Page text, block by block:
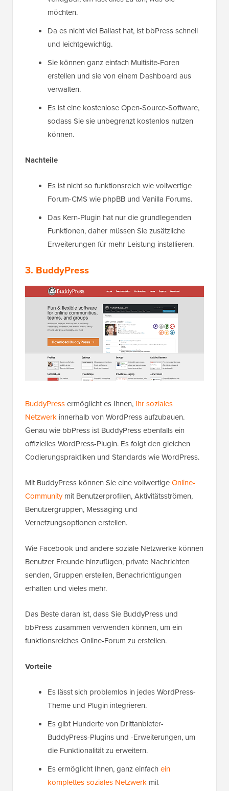
möchten.
Da es nicht viel Ballast hat, ist bbPress schnell
und leichtgewichtig.
Sie können ganz einfach Multisite-Foren
erstellen und sie von einem Dashboard aus
verwalten.
Es ist eine kostenlose Open-Source-Software,
sodass Sie sie unbegrenzt kostenlos nutzen
können.
Nachteile
Es ist nicht so funktionsreich wie vollwertige
Forum-CMS wie phpBB und Vanilla Forums.
Das Kern-Plugin hat nur die grundlegenden
Funktionen, daher müssen Sie zusätzliche
Erweiterungen für mehr Leistung installieren.
3. BuddyPress
BuddyPressermöglicht es Ihnen, Ihr soziales
Netzwerk innerhalb von WordPress aufzubauen.
Genau wie bbPress ist BuddyPress ebenfalls ein
offizielles WordPress-Plugin. Es folgt den gleichen
Codierungspraktiken und Standards wie WordPress.
Mit BuddyPress können Sie eine vollwertigeOnline-
Communitymit Benutzerprofilen, Aktivitätsströmen,
Benutzergruppen, Messaging und
Vernetzungsoptionen erstellen.
Wie Facebook und andere soziale Netzwerke können
Benutzer Freunde hinzufügen, private Nachrichten
senden, Gruppen erstellen, Benachrichtigungen
erhalten und vieles mehr.
Das Beste daran ist, dass Sie BuddyPress und
bbPress zusammen verwenden können, um ein
funktionsreiches Online-Forum zu erstellen.
Vorteile
Es lässt sich problemlos in jedes WordPress-
Theme und Plugin integrieren.
Es gibt Hunderte von Drittanbieter-
BuddyPress-Plugins und -Erweiterungen, um
die Funktionalität zu erweitern.
Es ermöglicht Ihnen, ganz einfachein
komplettes soziales Netzwerk mit